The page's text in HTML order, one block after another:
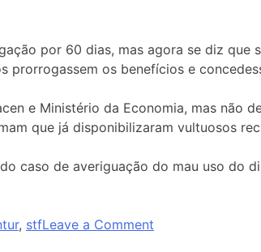
por 60 dias, mas agora se diz
os benefícios e
e Ministério da Economia, mas não
que já disponibilizaram vultuosos
caso de averiguação do mau uso do
, stfLeave a Comment